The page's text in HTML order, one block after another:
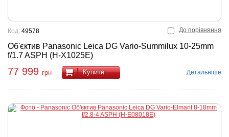
До порівняння
Об'єктив Panasonic Leica DG Vario-Summilux 10-25mm
f/1.7 ASPH (H-X1025E)
Код: 49578
77 999 грн Купити Детальніше